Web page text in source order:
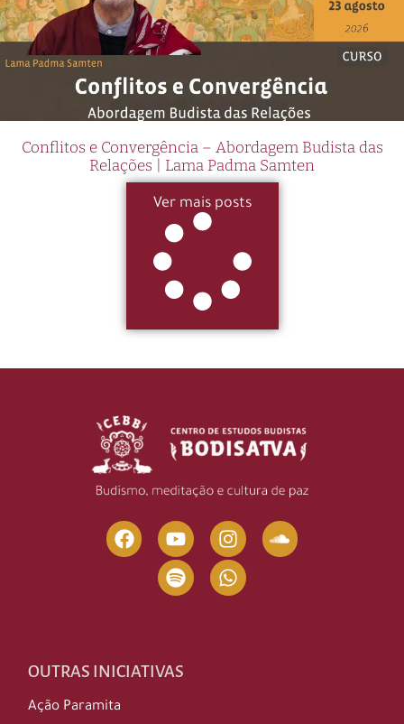
Conflitos e Convergência – Abordagem Budista das
Relações | Lama Padma Samten
Ver mais posts
OUTRAS INICIATIVAS
Ação Paramita